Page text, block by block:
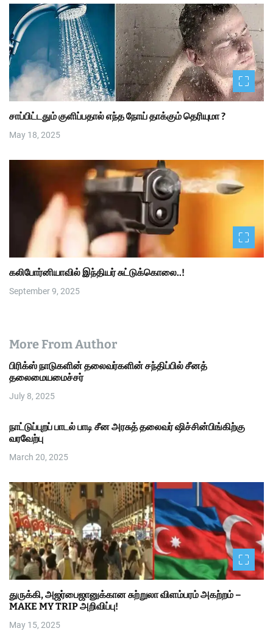
சாப்பிட்டதும் குளிப்பதால் எந்த நோய் தாக்கும் தெரியுமா ?
May 18, 2025
கலிபோர்னியாவில் இந்தியர் சுட்டுக்கொலை..!
September 9, 2025
More From Author
பிரிக்ஸ் நாடுகளின் தலைவர்களின் சந்திப்பில் சீனத்
தலைமையமைச்சர்
July 8, 2025
நாட்டுப்புறப் பாடல் பாடி சீன அரசுத் தலைவர் ஷிச்சின்பிங்கிற்கு
வரவேற்பு
March 20, 2025
துருக்கி, அஜர்பைஜானுக்கான சுற்றுலா விளம்பரம் அகற்றம் –
MAKE MY TRIP அறிவிப்பு!
May 15, 2025